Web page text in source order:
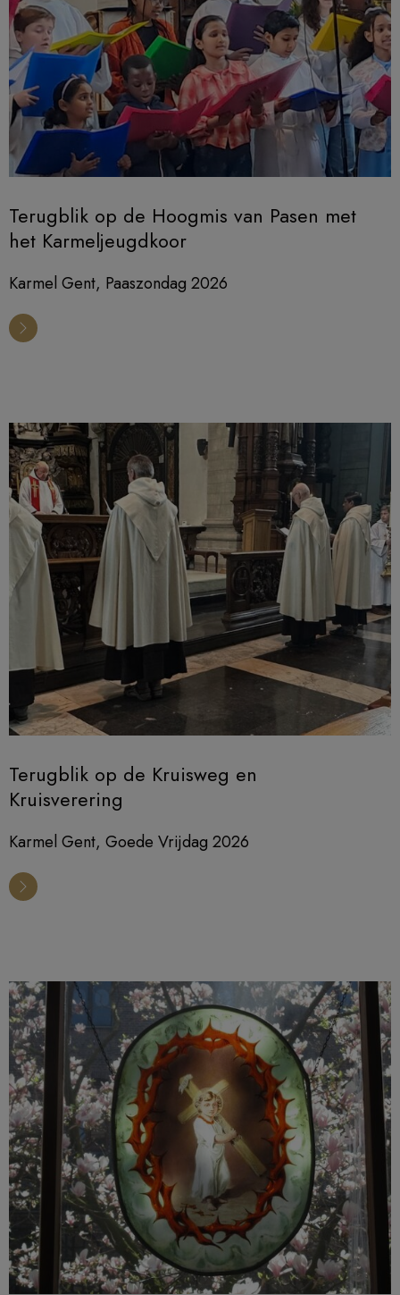
Terugblik op de Hoogmis van Pasen met
het Karmeljeugdkoor
Karmel Gent, Paaszondag 2026
Terugblik op de Kruisweg en
Kruisverering
Karmel Gent, Goede Vrijdag 2026